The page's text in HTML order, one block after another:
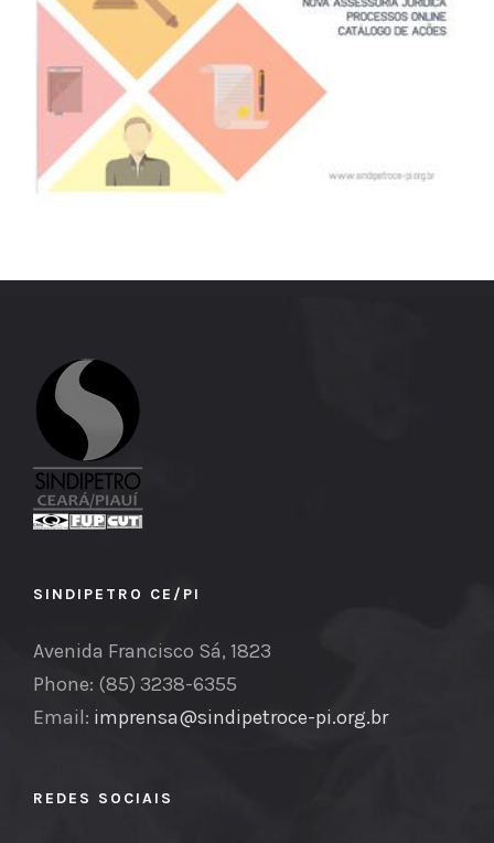
SINDIPETRO CE/PI
Avenida Francisco Sá, 1823
Phone: (85) 3238-6355
Email: imprensa@sindipetroce-pi.org.br
REDES SOCIAIS